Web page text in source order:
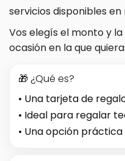
servicios disponibles
Vos elegís el monto y
ocasión en la que
🎁 ¿Qué es?
• Una tarjeta de
• Ideal para regalar
• Una opción